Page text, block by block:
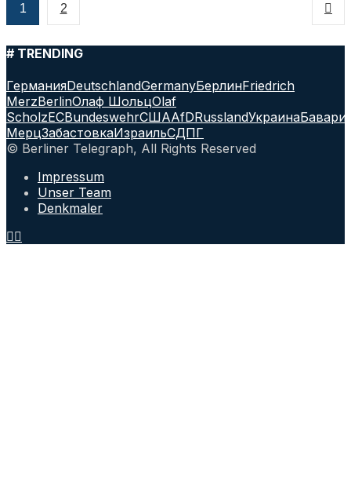
1 2
# TRENDING
ГерманияDeutschlandGermanyБерлинFriedrich
MerzBerlinОлаф ШольцOlaf
ScholzЕСBundeswehrСШАAfDRusslandУкраина
МерцЗабастовкаИзраильСДПГ
© Berliner Telegraph, All Rights Reserved
Impressum
Unser Team
Denkmaler